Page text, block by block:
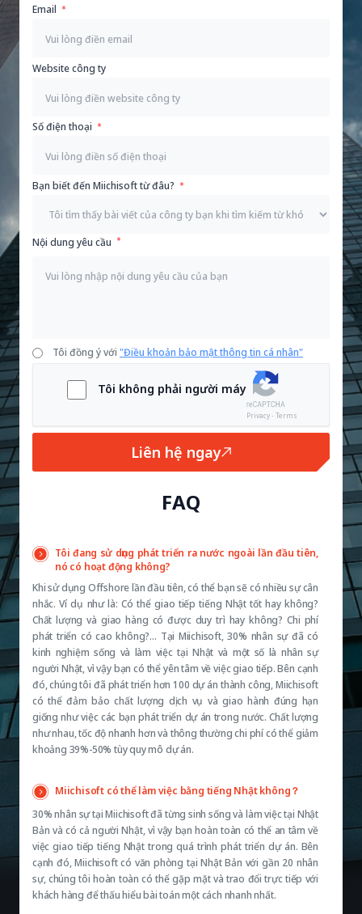
Email
Website công ty
Số điện thoại
Bạn biết đến Miichisoft từ đâu?
Nội dung yêu cầu
Tôi đồng ý với "Điều khoản bảo mật thông tin cá nhân"
Tôi không phải người máy
Privacy - Terms
Liên hệ ngay
FAQ
Tôi đang sử dụng phát triển ra nước ngoài lần đầu tiên,
nó có hoạt động không?
Khi sử dụng Offshore lần đầu tiên, có thể bạn sẽ có nhiều sự cân
nhắc. Ví dụ như là: Có thể giao tiếp tiếng Nhật tốt hay không?
Chất lượng và giao hàng có được duy trì hay không? Chi phí
phát triển có cao không?… Tại Miichisoft, 30% nhân sự đã có
kinh nghiệm sống và làm việc tại Nhật và một số là nhân sự
người Nhật, vì vậy bạn có thể yên tâm về việc giao tiếp. Bên cạnh
đó, chúng tôi đã phát triển hơn 100 dự án thành công, Miichisoft
có thể đảm bảo chất lượng dịch vụ và giao hành đúng hạn
giống như việc các bạn phát triển dự án trong nước. Chất lượng
như nhau, tốc độ nhanh hơn và thông thường chi phí có thể giảm
khoảng 39%-50% tùy quy mô dự án.
Miichisoft có thể làm việc bằng tiếng Nhật không？
30% nhân sự tại Miichisoft đã từng sinh sống và làm việc tại Nhật
Bản và có cả người Nhật, vì vậy bạn hoàn toàn có thể an tâm về
việc giao tiếp tiếng Nhật trong quá trình phát triển dự án. Bên
cạnh đó, Miichisoft có văn phòng tại Nhật Bản với gần 20 nhân
sự, chúng tôi hoàn toàn có thể gặp mặt và trao đổi trực tiếp với
khách hàng để thấu hiểu bài toán một cách nhanh nhất.